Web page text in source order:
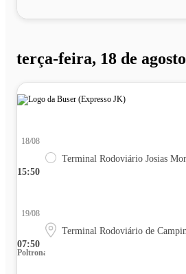
terça-feira, 18 de agosto
15:50
18/08
Terminal Rodoviário Josias
07:50
19/08
Terminal Rodoviário de
Poltrona